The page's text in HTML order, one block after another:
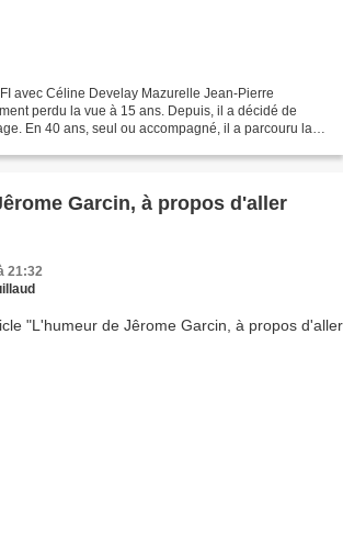
avec Céline Develay Mazurelle Jean-Pierre
perdu la vue à 15 ans. Depuis, il a décidé de
En 40 ans, seul ou accompagné, il a parcouru la
Garcin, à propos d'aller
21:32